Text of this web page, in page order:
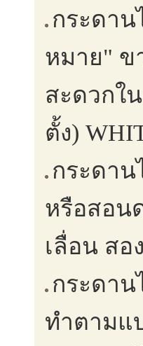
กระดา
หมาย" ข
สะดวกใ
ตั้ง)
กระดาน
หรือสอน
เลื่อน สอ
กระดา
ทำตามแ